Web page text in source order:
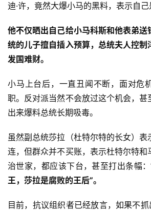
迪·许，竟然大爆小马的黑料，表示自己
他不仅晒出自己给小马科斯和他表弟送
统的儿子擅自插入预算，总统夫人控制
发国难财。
小马上台后，一直丑闻不断，面对危
职。反对派当然不会放过这个机会，甚
出来爆料总统长期吸毒。
虽然副总统莎拉（杜特尔特的长女）
连，但群众并不买账，表示杜特尔特和
治世家，都应该下台，甚至打出条幅：
王，莎拉是腐败的王后”。
目前，抗议组织者已经放言，如果不抓